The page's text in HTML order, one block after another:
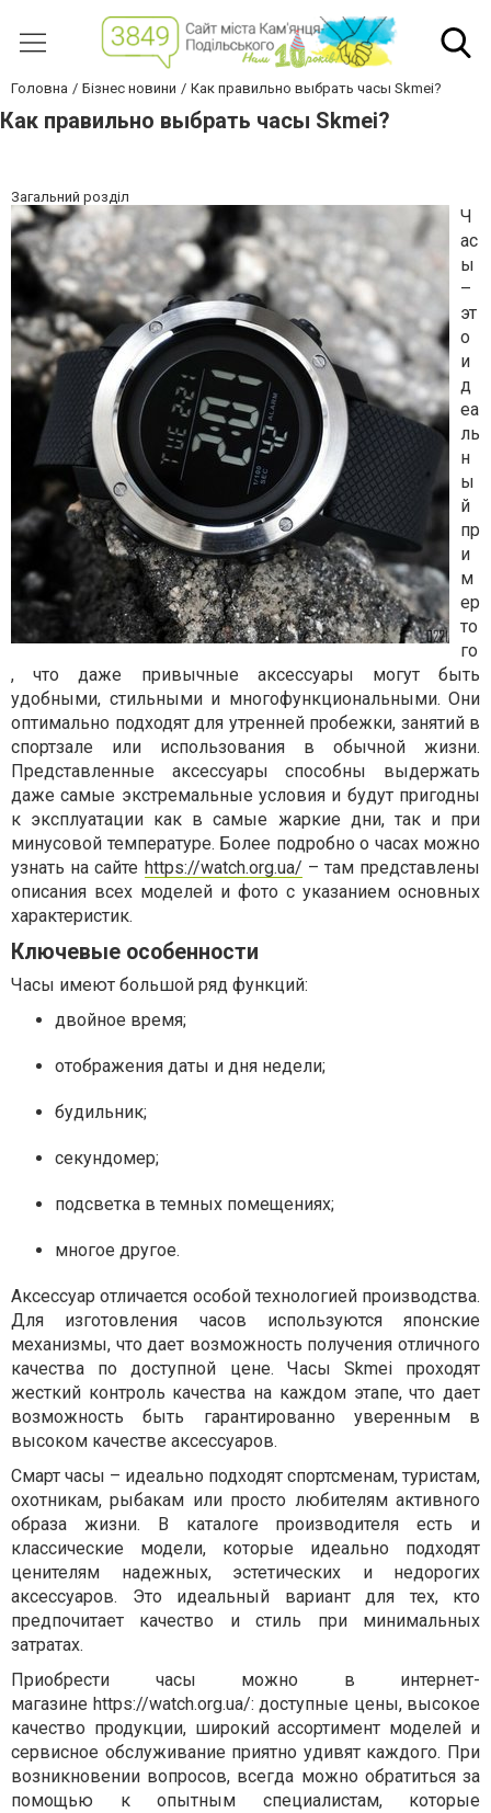
Головна Бізнес новини Как правильно выбрать часы Skmei?
Как правильно выбрать часы Skmei?
Загальний розділ
Ч
ас
ы
–
эт
о
и
д
еа
ль
н
ы
й
пр
и
м
ер
то
го
, что даже привычные аксессуары могут быть
удобными, стильными и многофункциональными. Они
оптимально подходят для утренней пробежки, занятий в
спортзале или использования в обычной жизни.
Представленные аксессуары способны выдержать
даже самые экстремальные условия и будут пригодны
к эксплуатации как в самые жаркие дни, так и при
минусовой температуре. Более подробно о часах можно
узнать на сайте https://watch.org.ua/ – там представлены
описания всех моделей и фото с указанием основных
характеристик.
Ключевые особенности
Часы имеют большой ряд функций:
двойное время;
отображения даты и дня недели;
будильник;
секундомер;
подсветка в темных помещениях;
многое другое.
Аксессуар отличается особой технологией производства.
Для изготовления часов используются японские
механизмы, что дает возможность получения отличного
качества по доступной цене. Часы Skmei проходят
жесткий контроль качества на каждом этапе, что дает
возможность быть гарантированно уверенным в
высоком качестве аксессуаров.
Смарт часы – идеально подходят спортсменам, туристам,
охотникам, рыбакам или просто любителям активного
образа жизни. В каталоге производителя есть и
классические модели, которые идеально подходят
ценителям надежных, эстетических и недорогих
аксессуаров. Это идеальный вариант для тех, кто
предпочитает качество и стиль при минимальных
затратах.
Приобрести часы можно в интернет-
магазине https://watch.org.ua/: доступные цены, высокое
качество продукции, широкий ассортимент моделей и
сервисное обслуживание приятно удивят каждого. При
возникновении вопросов, всегда можно обратиться за
помощью к опытным специалистам, которые